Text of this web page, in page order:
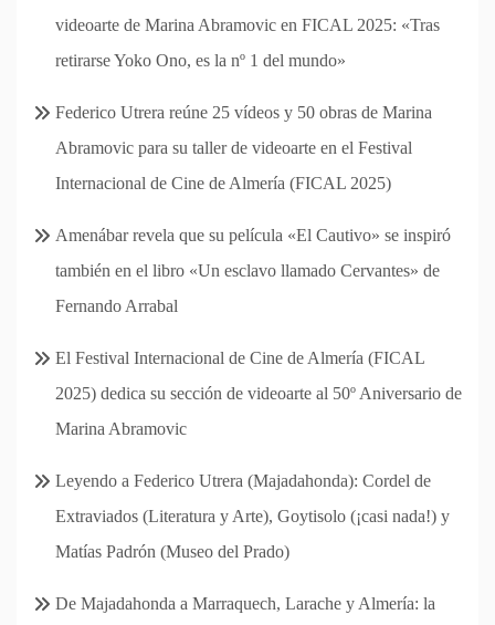
videoarte de Marina Abramovic en FICAL 2025: «Tras
retirarse Yoko Ono, es la nº 1 del mundo»
Federico Utrera reúne 25 vídeos y 50 obras de Marina
Abramovic para su taller de videoarte en el Festival
Internacional de Cine de Almería (FICAL 2025)
Amenábar revela que su película «El Cautivo» se inspiró
también en el libro «Un esclavo llamado Cervantes» de
Fernando Arrabal
El Festival Internacional de Cine de Almería (FICAL
2025) dedica su sección de videoarte al 50º Aniversario de
Marina Abramovic
Leyendo a Federico Utrera (Majadahonda): Cordel de
Extraviados (Literatura y Arte), Goytisolo (¡casi nada!) y
Matías Padrón (Museo del Prado)
De Majadahonda a Marraquech, Larache y Almería: la